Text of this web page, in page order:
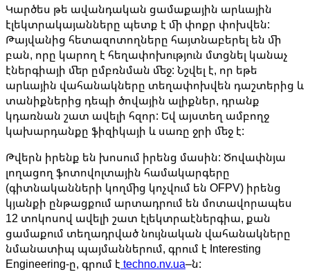
Կարծես թե ավանդական ցամաքային արևային
էլեկտրակայանները պետք է մի փոքր փոխվեն:
Թայվանից հետազոտողները հայտնաբերել են մի
բան, որը կարող է հեղափոխություն մտցնել կանաչ
էներգիայի մեր ըմբռնման մեջ: Նշվել է, որ եթե
արևային վահանակները տեղափոխվեն դաշտերից և
տանիքներից դեպի ծովային ալիքներ, դրանք
կդառնան շատ ավելի հզոր: Եվ այստեղ ամբողջ
կախարդանքը ֆիզիկայի և սառը ջրի մեջ է:
Թվերն իրենք են խոսում իրենց մասին: Ծովափնյա
լողացող ֆոտովոլտային համակարգերը
(գիտնականների կողմից կոչվում են OFPV) իրենց
կյանքի ընթացքում արտադրում են մոտավորապես
12 տոկոսով ավելի շատ էլեկտրաէներգիա, քան
ցամաքում տեղադրված նույնական վահանակները
նմանատիպ պայմաններում, գրում է Interesting
Engineering-ը, գրում է techno.nv.ua–ն: